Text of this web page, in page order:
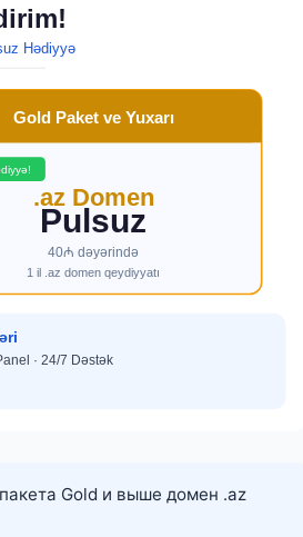
Gold и выше домен .az